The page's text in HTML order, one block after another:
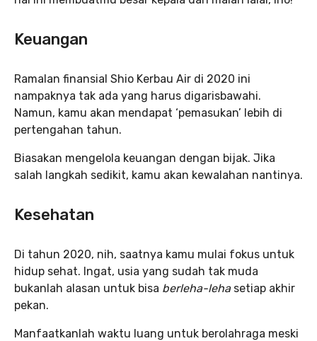
Keuangan
Ramalan finansial Shio Kerbau Air di 2020 ini
nampaknya tak ada yang harus digarisbawahi.
Namun, kamu akan mendapat ‘pemasukan’ lebih di
pertengahan tahun.
Biasakan mengelola keuangan dengan bijak. Jika
salah langkah sedikit, kamu akan kewalahan nantinya.
Kesehatan
Di tahun 2020, nih, saatnya kamu mulai fokus untuk
hidup sehat. Ingat, usia yang sudah tak muda
bukanlah alasan untuk bisa berleha-leha setiap akhir
pekan.
Manfaatkanlah waktu luang untuk berolahraga meski